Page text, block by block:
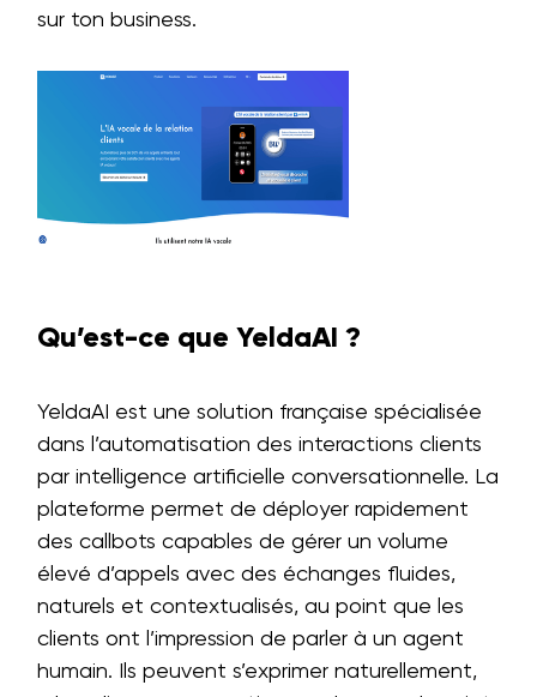
sur ton business.
Qu’est-ce que YeldaAI ?
YeldaAI est une solution française spécialisée
dans l’automatisation des interactions clients
par intelligence artificielle conversationnelle. La
plateforme permet de déployer rapidement
des callbots capables de gérer un volume
élevé d’appels avec des échanges fluides,
naturels et contextualisés, au point que les
clients ont l’impression de parler à un agent
humain. Ils peuvent s’exprimer naturellement,